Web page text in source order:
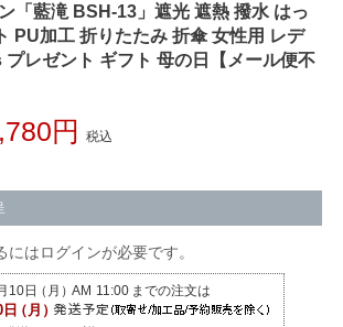
「藍滝 BSH-13」遮光 遮熱 撥水 はっ
PU加工 折りたたみ 折傘 女性用 レデ
レゼント ギフト 母の日【メール便不
税込
はログインが必要です。